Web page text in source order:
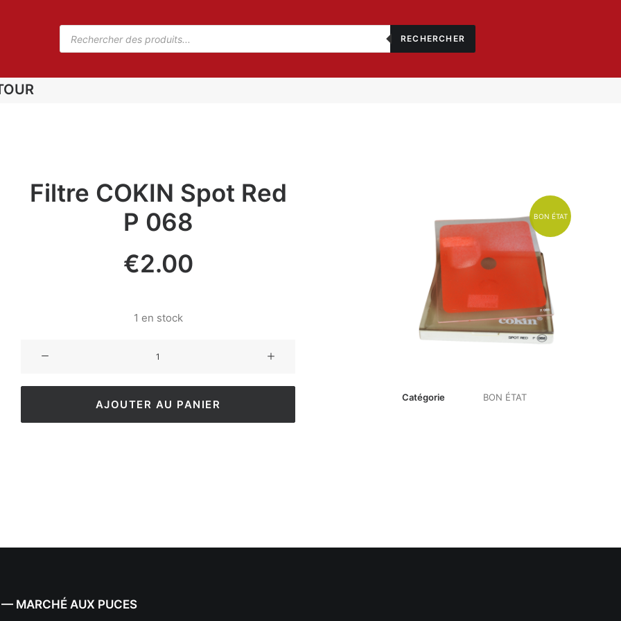
RECHERCHER
Filtre COKIN Spot Red
P 068
€2.00
1 en stock
AJOUTER AU PANIER
BON ÉTAT
Catégorie BON ÉTAT
— MARCHÉ AUX PUCES